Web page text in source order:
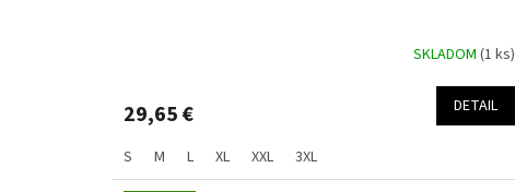
SKLADOM(1 ks)
29,65 € DETAIL
S M L XL XXL 3XL